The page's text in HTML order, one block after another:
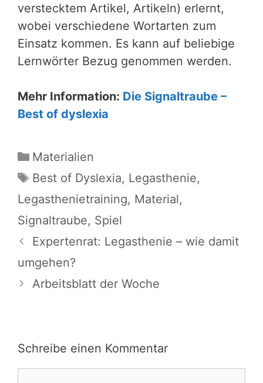
verstecktem Artikel, Artikeln) erlernt,
wobei verschiedene Wortarten zum
Einsatz kommen. Es kann auf beliebige
Lernwörter Bezug genommen werden.
Mehr Information: Die Signaltraube –
Best of dyslexia
Kategorien
Materialien
Schlagwörter
Best of Dyslexia, Legasthenie,
Legasthenietraining, Material,
Signaltraube, Spiel
Expertenrat: Legasthenie – wie damit
umgehen?
Arbeitsblatt der Woche
Schreibe einen Kommentar